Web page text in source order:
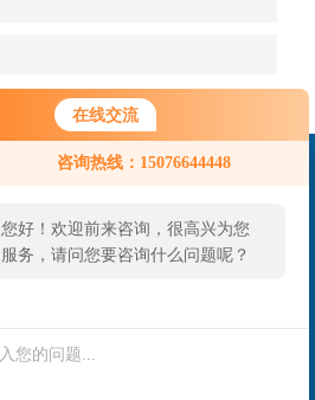
在线交流
咨询热线：15076644448
您好！欢迎前来咨询，很高兴为您
服务，请问您要咨询什么问题呢？